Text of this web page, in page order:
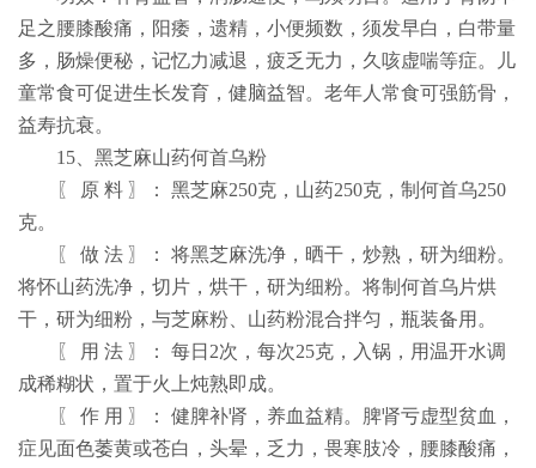
足之腰膝酸痛，阳痿，遗精，小便频数，须发早白，白带量
多，肠燥便秘，记忆力减退，疲乏无力，久咳虚喘等症。儿
童常食可促进生长发育，健脑益智。老年人常食可强筋骨，
益寿抗衰。
15 、黑芝麻山药何首乌粉
〖 原 料 〗： 黑芝麻250克，山药250克，制何首乌250
克。
〖 做 法 〗： 将黑芝麻洗净，晒干，炒熟，研为细粉。
将怀山药洗净，切片，烘干，研为细粉。将制何首乌片烘
干，研为细粉，与芝麻粉、山药粉混合拌匀，瓶装备用。
〖 用 法 〗： 每日 2次，每次25克，入锅，用温开水调
成稀糊状，置于火上炖熟即成。
〖 作 用 〗： 健脾补肾，养血益精。脾肾亏虚型贫血，
症见面色萎黄或苍白，头晕，乏力，畏寒肢冷，腰膝酸痛，